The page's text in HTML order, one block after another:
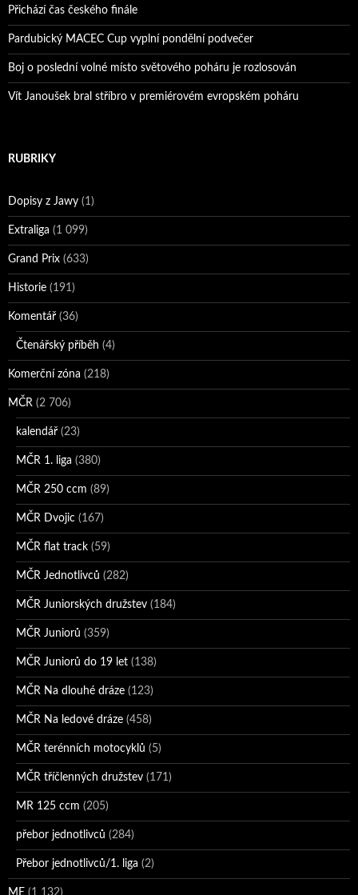
Přichází čas českého finále
Pardubický MACEC Cup vyplní pondělní podvečer
Boj o poslední volné místo světového poháru je rozlosován
Vít Janoušek bral stříbro v premiérovém evropském poháru
RUBRIKY
Dopisy z Jawy (1)
Extraliga (1 099)
Grand Prix (633)
Historie (191)
Komentář (36)
Čtenářský příběh (4)
Komerční zóna (218)
MČR (2 706)
kalendář (23)
MČR 1. liga (380)
MČR 250 ccm (89)
MČR Dvojic (167)
MČR flat track (59)
MČR Jednotlivců (282)
MČR Juniorských družstev (184)
MČR Juniorů (359)
MČR Juniorů do 19 let (138)
MČR Na dlouhé dráze (123)
MČR Na ledové dráze (458)
MČR terénních motocyklů (5)
MČR tříčlenných družstev (171)
MR 125 ccm (205)
přebor jednotlivců (284)
Přebor jednotlivců/1. liga (2)